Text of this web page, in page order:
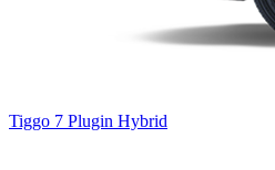
Tiggo 7 Plugin Hybrid